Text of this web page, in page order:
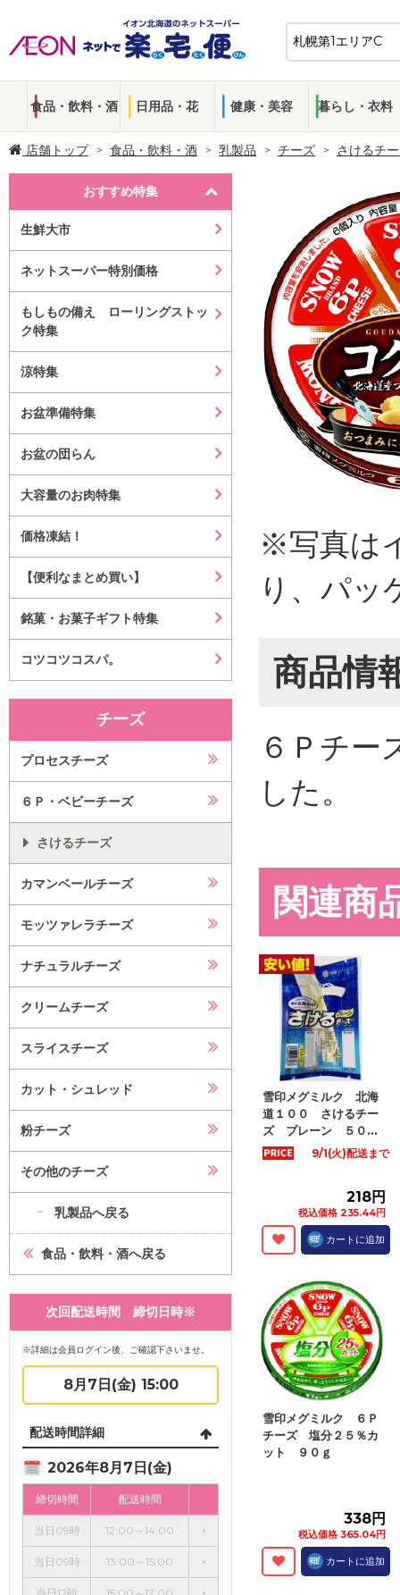
食品・飲料・酒 日用品・花 健康・美容 暮らし・衣料
店舗トップ 食品・飲料・酒 乳製品 チーズ さけるチ
おすすめ特集
生鮮大市
ネットスーパー特別価格
もしもの備え ローリングストッ
ク特集
涼特集
お盆準備特集
お盆の団らん
大容量のお肉特集
価格凍結！
【便利なまとめ買い】
銘菓・お菓子ギフト特集
コツコツコスパ。
チーズ
プロセスチーズ
６Ｐ・ベビーチーズ
さけるチーズ
カマンベールチーズ
モッツァレラチーズ
ナチュラルチーズ
クリームチーズ
スライスチーズ
カット・シュレッド
粉チーズ
その他のチーズ
乳製品へ戻る
食品・飲料・酒へ戻る
次回配送時間 締切日時※
※詳細は会員ログイン後、ご確認下さいませ。
8月7日(金) 15:00
配送時間詳細
2026年8月7日(金)
締切時間 配送時間
当日09時 12:00～14:00 ×
当日09時 13:00～15:00 ×
※写真は
り、パッ
商品情
６Ｐチー
した。
関連商
雪印メグミルク 北海
道１００ さけるチー
ズ プレーン ５０...
9/1(火)配送まで
218円
税込価格 235.44円
カートに追加
雪印メグミルク ６Ｐ
チーズ 塩分２５％カ
ット ９０ｇ
338円
税込価格 365.04円
カートに追加